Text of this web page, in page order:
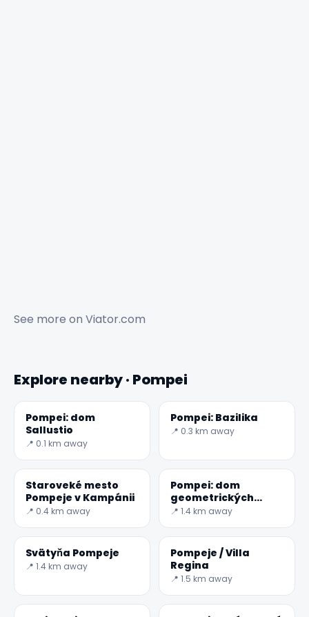
See more on Viator.com
Explore nearby · Pompei
Pompei: dom
Sallustio
📍 0.1 km away
Pompei: Bazilika
📍 0.3 km away
Staroveké mesto
Pompeje v Kampánii
📍 0.4 km away
Pompei: dom
geometrických
mozaík
📍 1.4 km away
Svätyňa Pompeje
📍 1.4 km away
Pompeje / Villa
Regina
📍 1.5 km away